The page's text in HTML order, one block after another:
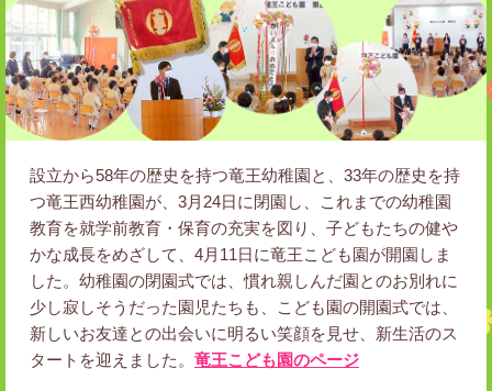
設立から58年の歴史を持つ竜王幼稚園と、33年の歴史を持
つ竜王西幼稚園が、3月24日に閉園し、これまでの幼稚園
教育を就学前教育・保育の充実を図り、子どもたちの健や
かな成長をめざして、4月11日に竜王こども園が開園しま
した。幼稚園の閉園式では、慣れ親しんだ園とのお別れに
少し寂しそうだった園児たちも、こども園の開園式では、
新しいお友達との出会いに明るい笑顔を見せ、新生活のス
タートを迎えました。 竜王こども園のページ